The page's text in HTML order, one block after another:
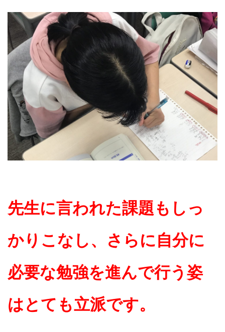
先生に言われた課題もしっ
かりこなし、さらに自分に
必要な勉強を進んで行う姿
はとても立派です。